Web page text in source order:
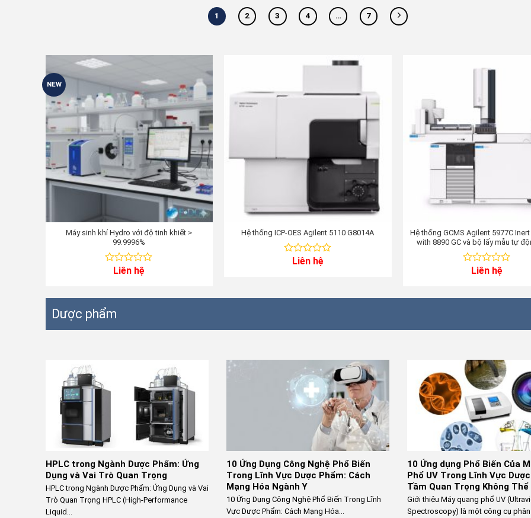
1 2 3 4 … 7
NEW
Máy sinh khí Hydro với độ tinh khiết >
99.9996%
5
Liên hệ
Hệ thống ICP-OES Agilent 5110 G8014A
Liên hệ
Hệ thống GCMS Agilent 5977C Inert
with 8890 GC và bộ lấy mẫu tự
Autosampler
5
Liên hệ
Dược phẩm
HPLC trong Ngành Dược Phẩm: Ứng
Dụng và Vai Trò Quan Trọng
HPLC trong Ngành Dược Phẩm: Ứng Dụng và Vai
Trò Quan Trọng HPLC (High-Performance
Liquid...
10 Ứng Dụng Công Nghệ Phổ Biến
Trong Lĩnh Vực Dược Phẩm: Cách
Mạng Hóa Ngành Y
10 Ứng Dụng Công Nghệ Phổ Biến Trong Lĩnh
Vực Dược Phẩm: Cách Mạng Hóa...
10 Ứng dụng Phổ Biến Của
Phổ UV Trong Lĩnh Vực
Tầm Quan Trọng Không Thể
Giới thiệu Máy quang phổ UV
Spectroscopy) là một công cụ phân